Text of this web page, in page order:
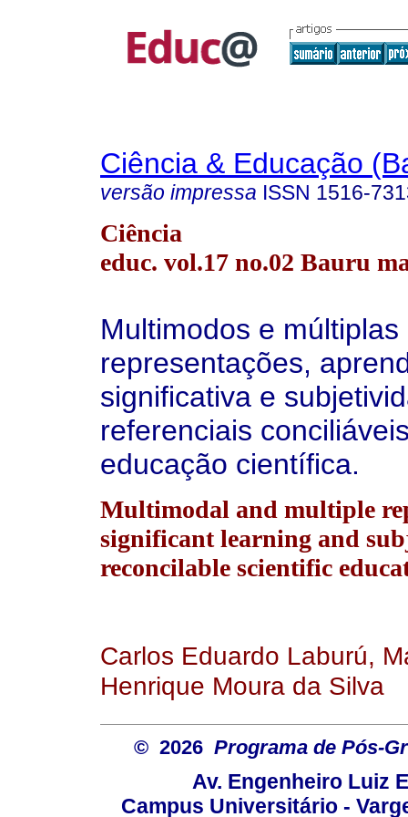
Ciência & Educação
versão impressa ISSN 1516-
Ciência
educ. vol.17 no.02 Bauru
Multimodos e múltiplas
representações,
significativa e
referenciais
educação científica.
Multimodal and multiple
significant learning and
reconcilable scientific
Carlos Eduardo Laburú,
Henrique Moura da Silva
© 2026 Programa de Pós-
Av. Engenheiro Luiz
Campus Universitário -